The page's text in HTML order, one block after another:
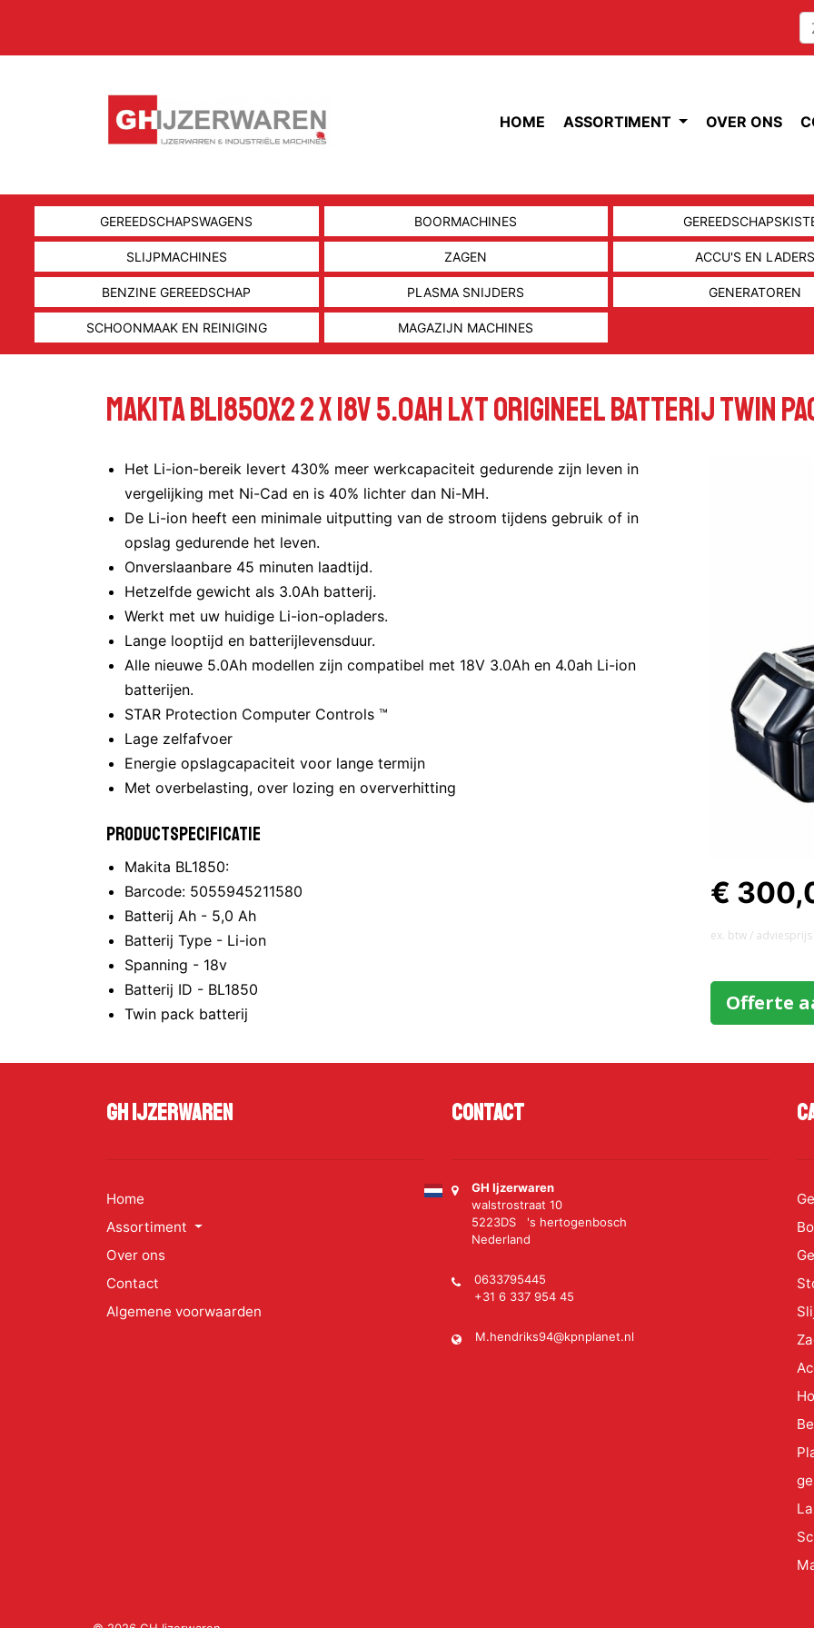
HOME ASSORTIMENT OVER ONS
GEREEDSCHAPSWAGENS BOORMACHINES
SLIJPMACHINES ZAGEN ACCU'S EN
BENZINE GEREEDSCHAP PLASMA SNIJDERS GENERATOREN
SCHOONMAAK EN REINIGING MAGAZIJN MACHINES
Makita BL1850X2 2 x 18v 5.0Ah LXT Origineel Batterij Twin
€
ex. btw / adviesprijs
Offerte
Het Li-ion-bereik levert 430% meer werkcapaciteit gedurende zijn leven in
vergelijking met Ni-Cad en is 40% lichter dan Ni-MH.
De Li-ion heeft een minimale uitputting van de stroom tijdens gebruik of in
opslag gedurende het leven.
Onverslaanbare 45 minuten laadtijd.
Hetzelfde gewicht als 3.0Ah batterij.
Werkt met uw huidige Li-ion-opladers.
Lange looptijd en batterijlevensduur.
Alle nieuwe 5.0Ah modellen zijn compatibel met 18V 3.0Ah en 4.0ah Li-ion
batterijen.
STAR Protection Computer Controls ™
Lage zelfafvoer
Energie opslagcapaciteit voor lange termijn
Met overbelasting, over lozing en oververhitting
Productspecificatie
Makita BL1850:
Barcode: 5055945211580
Batterij Ah - 5,0 Ah
Batterij Type - Li-ion
Spanning - 18v
Batterij ID - BL1850
Twin pack batterij
GH Ijzerwaren
Home
Assortiment
Over ons
Contact
Algemene voorwaarden
Contact
GH Ijzerwaren
walstrostraat 10
5223DS 's hertogenbosch
Nederland
0633795445
+31 6 337 954 45
M.hendriks94@kpnplanet.nl